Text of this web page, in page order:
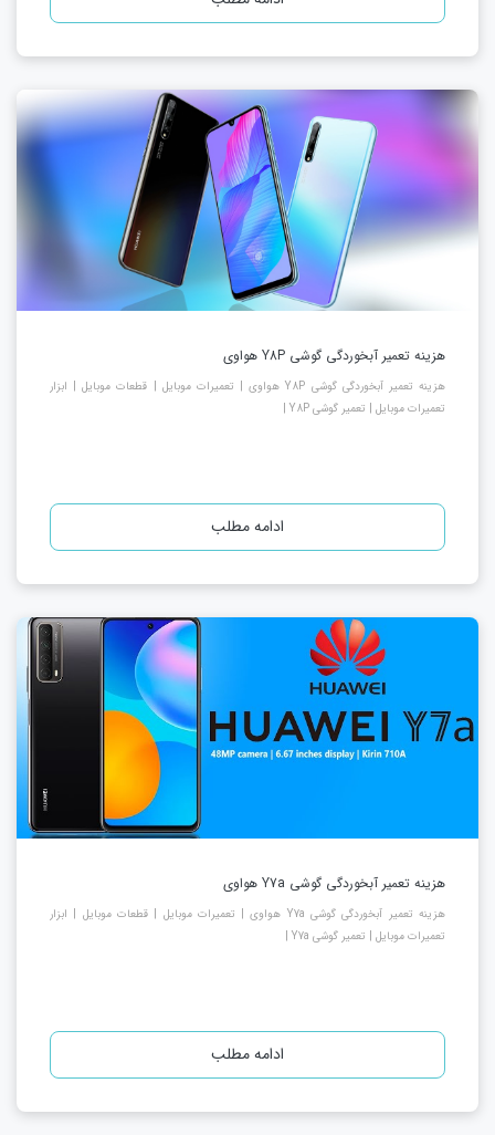
هزینه تعمیر آبخوردگی گوشی Y8P هواوی
هزینه تعمیر آبخوردگی گوشی Y8P هواوی | تعمیرات موبایل | قطعات موبایل | ابزار
تعمیرات موبایل | تعمیر گوشی Y8P |
ادامه مطلب
هزینه تعمیر آبخوردگی گوشی Y7a هواوی
هزینه تعمیر آبخوردگی گوشی Y7a هواوی | تعمیرات موبایل | قطعات موبایل | ابزار
تعمیرات موبایل | تعمیر گوشی Y7a |
ادامه مطلب